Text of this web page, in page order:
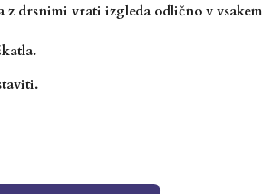
drsnimi vrati izgleda odlično v vsakem